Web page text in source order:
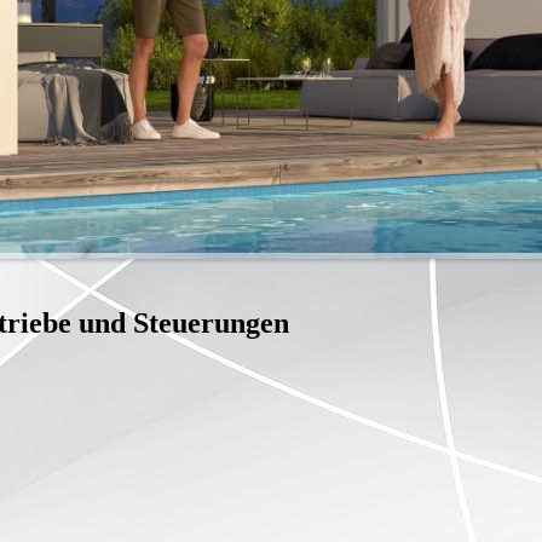
und Steuerungen